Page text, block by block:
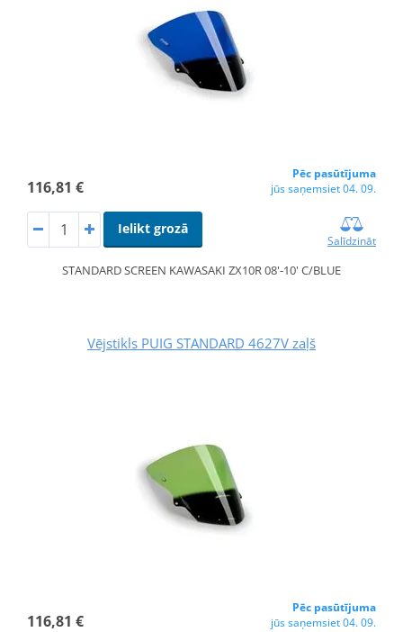
116,81 €
Pēc pasūtījuma
jūs saņemsiet 04. 09.
Ielikt grozā
Salīdzināt
STANDARD SCREEN KAWASAKI ZX10R 08'-10' C/BLUE
Vējstikls PUIG STANDARD 4627V zaļš
116,81 €
Pēc pasūtījuma
jūs saņemsiet 04. 09.